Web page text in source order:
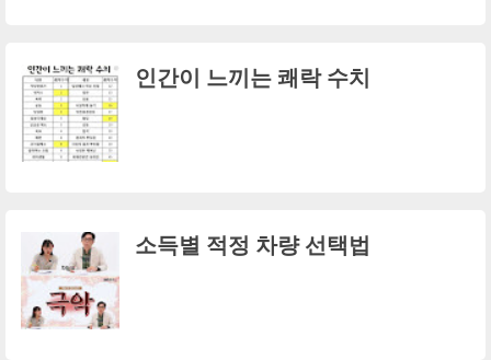
인간이 느끼는 쾌락 수치
소득별 적정 차량 선택법